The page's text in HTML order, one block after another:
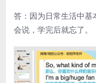
答：因为日常生活中
会说，学完后就忘了。